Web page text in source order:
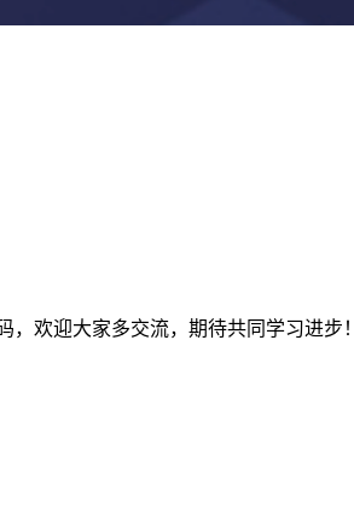
欢迎大家多交流，期待共同学习进步！